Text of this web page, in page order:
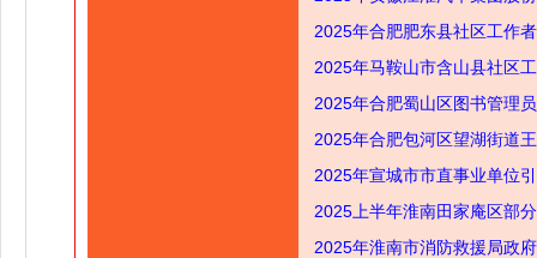
2025年合肥肥东县社区工作
2025年马鞍山市含山县社区
2025年合肥蜀山区图书管理
2025年合肥包河区望湖街道
2025年宣城市市直事业单位
2025上半年淮南田家庵区部
2025年淮南市消防救援局政